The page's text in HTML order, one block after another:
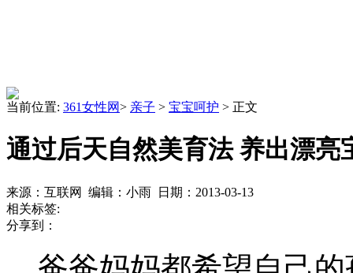
当前位置: 361女性网> 亲子 > 宝宝呵护 > 正文
通过后天自然美育法 养出漂亮
来源：互联网 编辑：小雨 日期：2013-03-13
相关标签:
分享到：